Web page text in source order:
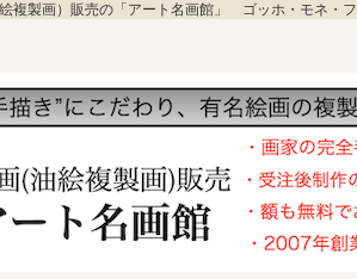
複製画）販売の「アート名画館」 ゴッホ・モネ・